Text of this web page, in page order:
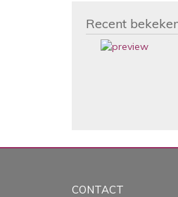
Recent
CONTACT